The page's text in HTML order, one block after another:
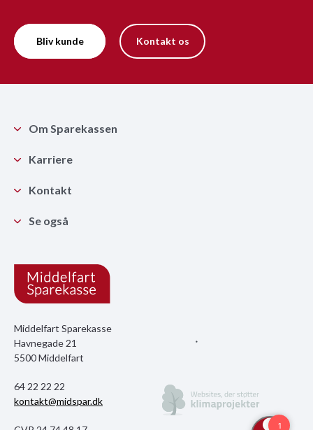
Bliv kunde Kontakt os
Middelfart Sparekasse
Havnegade 21
5500 Middelfart
64 22 22 22
kontakt@midspar.dk
Om Sparekassen
Karriere
Kontakt
Se også